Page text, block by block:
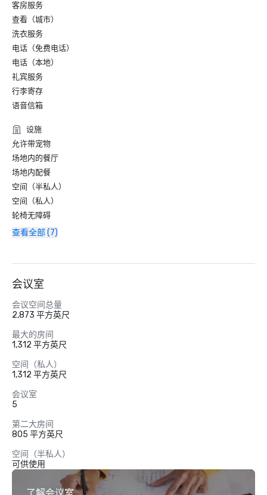
客房服务
查看（城市）
洗衣服务
电话（免费电话）
电话（本地）
礼宾服务
行李寄存
语音信箱
设施
允许带宠物
场地内的餐厅
场地内配餐
空间（半私人）
空间（私人）
轮椅无障碍
查看全部 (7)
会议室
会议空间总量
2,873 平方英尺
最大的房间
1,312 平方英尺
空间（私人）
1,312 平方英尺
会议室
5
第二大房间
805 平方英尺
空间（半私人）
可供使用